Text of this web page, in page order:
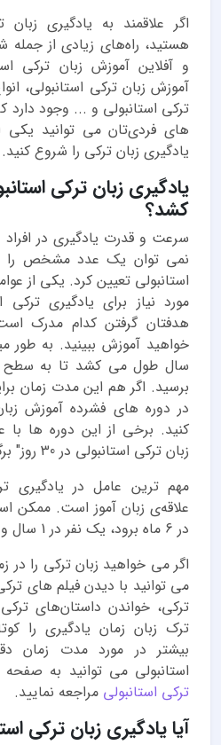
اگر علاقمند به یادگیری
هستید، راه‌های زیادی از جمله
و آفلاین آموزش زبان ترکی
آموزش زبان ترکی استانبولی،
ترکی استانبولی و ... وجود دارد
های فردی‌تان می توانید یکی
یادگیری زبان ترکی را شروع کنید.
یادگیری زبان ترکی
کشد؟
سرعت و قدرت یادگیری در
نمی توان یک عدد مشخص را
استانبولی تعیین کرد. یکی از
مورد نیاز برای یادگیری
هدفتان گرفتن کدام
خواهید آموزش ببینید. به طور
سال طول می کشد تا به سطح
برسید. اگر هم این مدت زمان
در دوره های فشرده آموزش
کنید. برخی از این دوره ها با
زبان ترکی استانبولی در 30 روز" برگزار می شوند.
مهم ترین عامل در یادگیری
علاقه‌ی زبان آموز است. ممکن
در 6 ماه برود، یک نفر در 1 سال و یک نفر در 3 سال!
اگر می خواهید زبان ترکی را در
می توانید با دیدن فیلم های
ترکی، خواندن داستان‌های
ترک زبان زمان یادگیری را
بیشتر در مورد مدت زمان
استانبولی می توانید به
ترکی استانبولی مراجعه نمایید.
آیا یادگیری زبان ترکی